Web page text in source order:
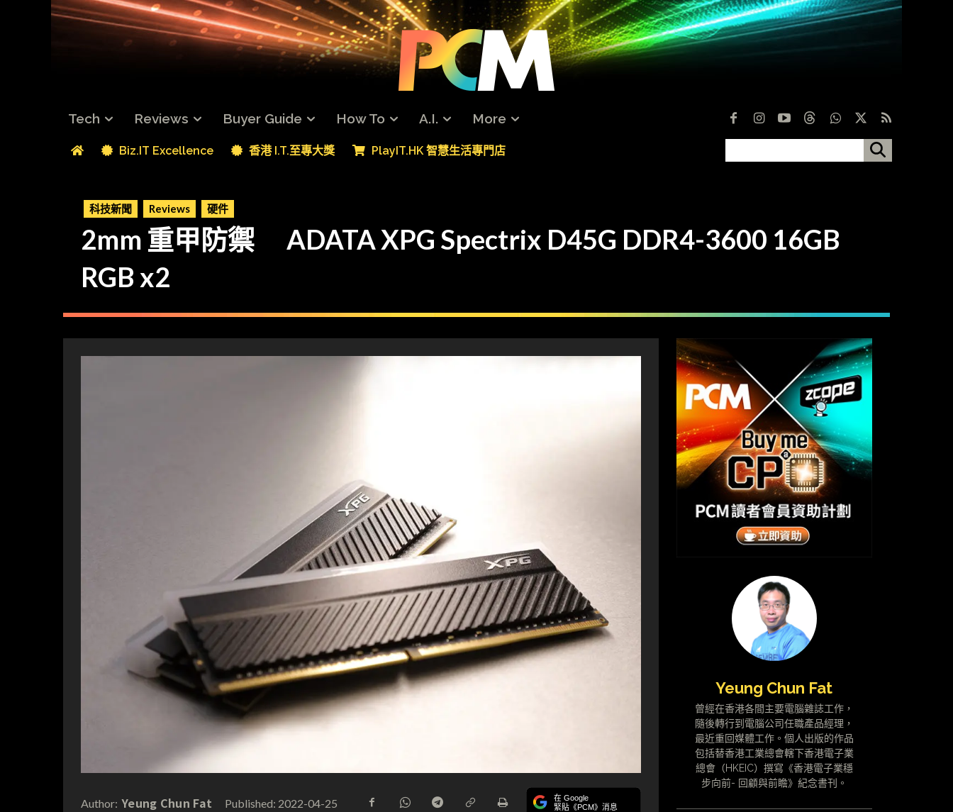
Tech Reviews Buyer Guide How To A.I. More
Biz.IT Excellence 香港 I.T.至專大獎 PlayIT.HK 智慧生活專門店
科技新聞 Reviews 硬件
2mm 重甲防禦 ADATA XPG Spectrix D45G DDR4-3600 16GB
RGB x2
Author: Yeung Chun Fat Published: 2022-04-25 在 Google
緊貼《PCM》消息
Yeung Chun Fat
曾經在香港各間主要電腦雜誌工作，
隨後轉行到電腦公司任職產品經理，
最近重回媒體工作。個人出版的作品
包括替香港工業總會轄下香港電子業
總會（HKEIC）撰寫《香港電子業穩
步向前- 回顧與前瞻》紀念書刊。